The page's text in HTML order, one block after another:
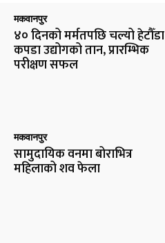
मकवानपुर
४० दिनको मर्मतपछि चल्यो हेटौँडा
कपडा उद्योगको तान, प्रारम्भिक
परीक्षण सफल
मकवानपुर
सामुदायिक वनमा बोराभित्र
महिलाको शव फेला